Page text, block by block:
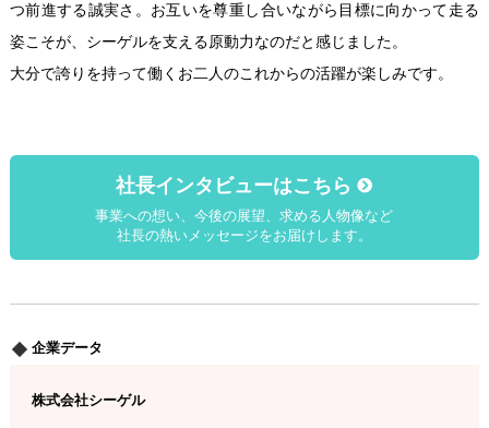
つ前進する誠実さ。お互いを尊重し合いながら目標に向かって走る
姿こそが、シーゲルを支える原動力なのだと感じました。
大分で誇りを持って働くお二人のこれからの活躍が楽しみです。
社長インタビューはこちら
事業への想い、今後の展望、求める人物像など
社長の熱いメッセージをお届けします。
企業データ
株式会社シーゲル